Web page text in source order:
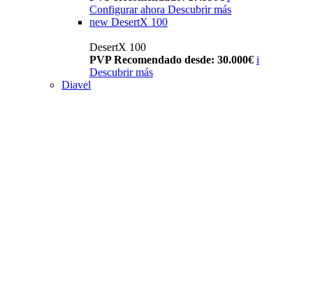
Configurar ahora Descubrir más
new DesertX 100
DesertX 100
PVP Recomendado desde: 30.000€ i
Descubrir más
Diavel